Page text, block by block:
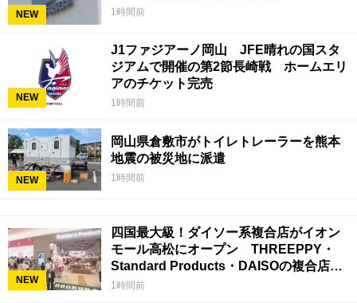
NEW 1時間前
NEW
J1ファジアーノ岡山 JFE晴れの国スタ
ジアムで開催の第2節長崎戦 ホームエリ
アのチケット完売
1時間前
NEW
岡山県倉敷市がトイレトレーラーを熊本
地震の被災地に派遣
1時間前
NEW
四国最大級！ダイソー系複合店がイオン
モール高松にオープン THREEPPY・
Standard Products・DAISOの複合店は
香川県初
1時間前